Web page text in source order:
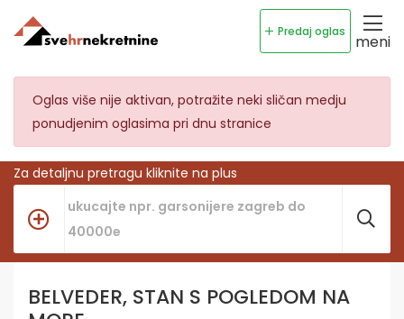
Predaj oglas
meni
Oglas više nije aktivan, potražite neki sličan medju
ponudjenim oglasima pri dnu stranice
Za detaljnu pretragu kliknite na plus
BELVEDER, STAN S POGLEDOM NA